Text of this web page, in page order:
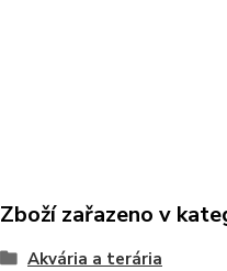
Zboží zařazeno v
Akvária a terária